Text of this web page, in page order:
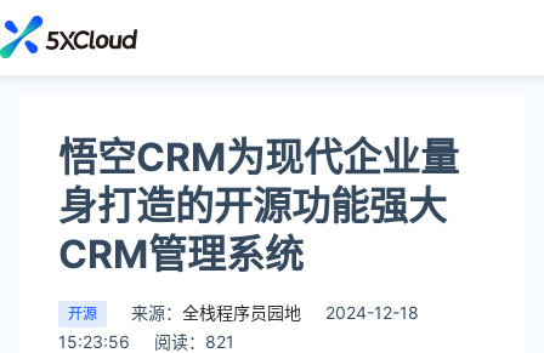
悟空CRM为现代企业量
身打造的开源功能强大
CRM管理系统
开源 来源： 全栈程序员园地
2024-12-18
15:23:56
阅读：821